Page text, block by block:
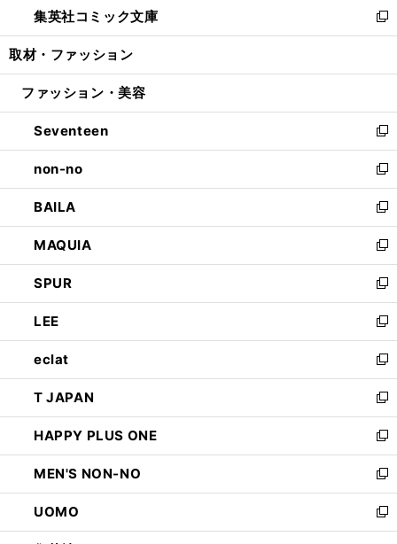
く
で
開
ド
ウ
開
ィ
ン
ウ
開
く
い
ウ
ン
ウ
で
開
く
集英社コミック文庫
新
し
ウ
ン
ド
ウ
で
開
く
取材・ファッション
ファッション・美容
Seventeen
新
し
い
ウ
ィ
ン
ド
ウ
で
開
く
non-no
新
し
い
ウ
ィ
ン
ド
ウ
で
開
く
BAILA
新
し
い
ウ
ィ
ン
ド
ウ
で
開
く
MAQUIA
新
し
い
ウ
ィ
ン
ド
ウ
で
開
く
SPUR
新
し
い
ウ
ィ
ン
ド
ウ
で
開
く
LEE
新
し
い
ウ
ィ
ン
ド
ウ
で
開
く
eclat
新
し
い
ウ
ィ
ン
ド
ウ
で
開
T JAPAN
新
し
い
ウ
ィ
ン
ド
ウ
HAPPY PLUS ONE
新
し
い
ウ
ィ
ン
MEN'S NON-NO
新
し
い
ウ
UOMO
新
し